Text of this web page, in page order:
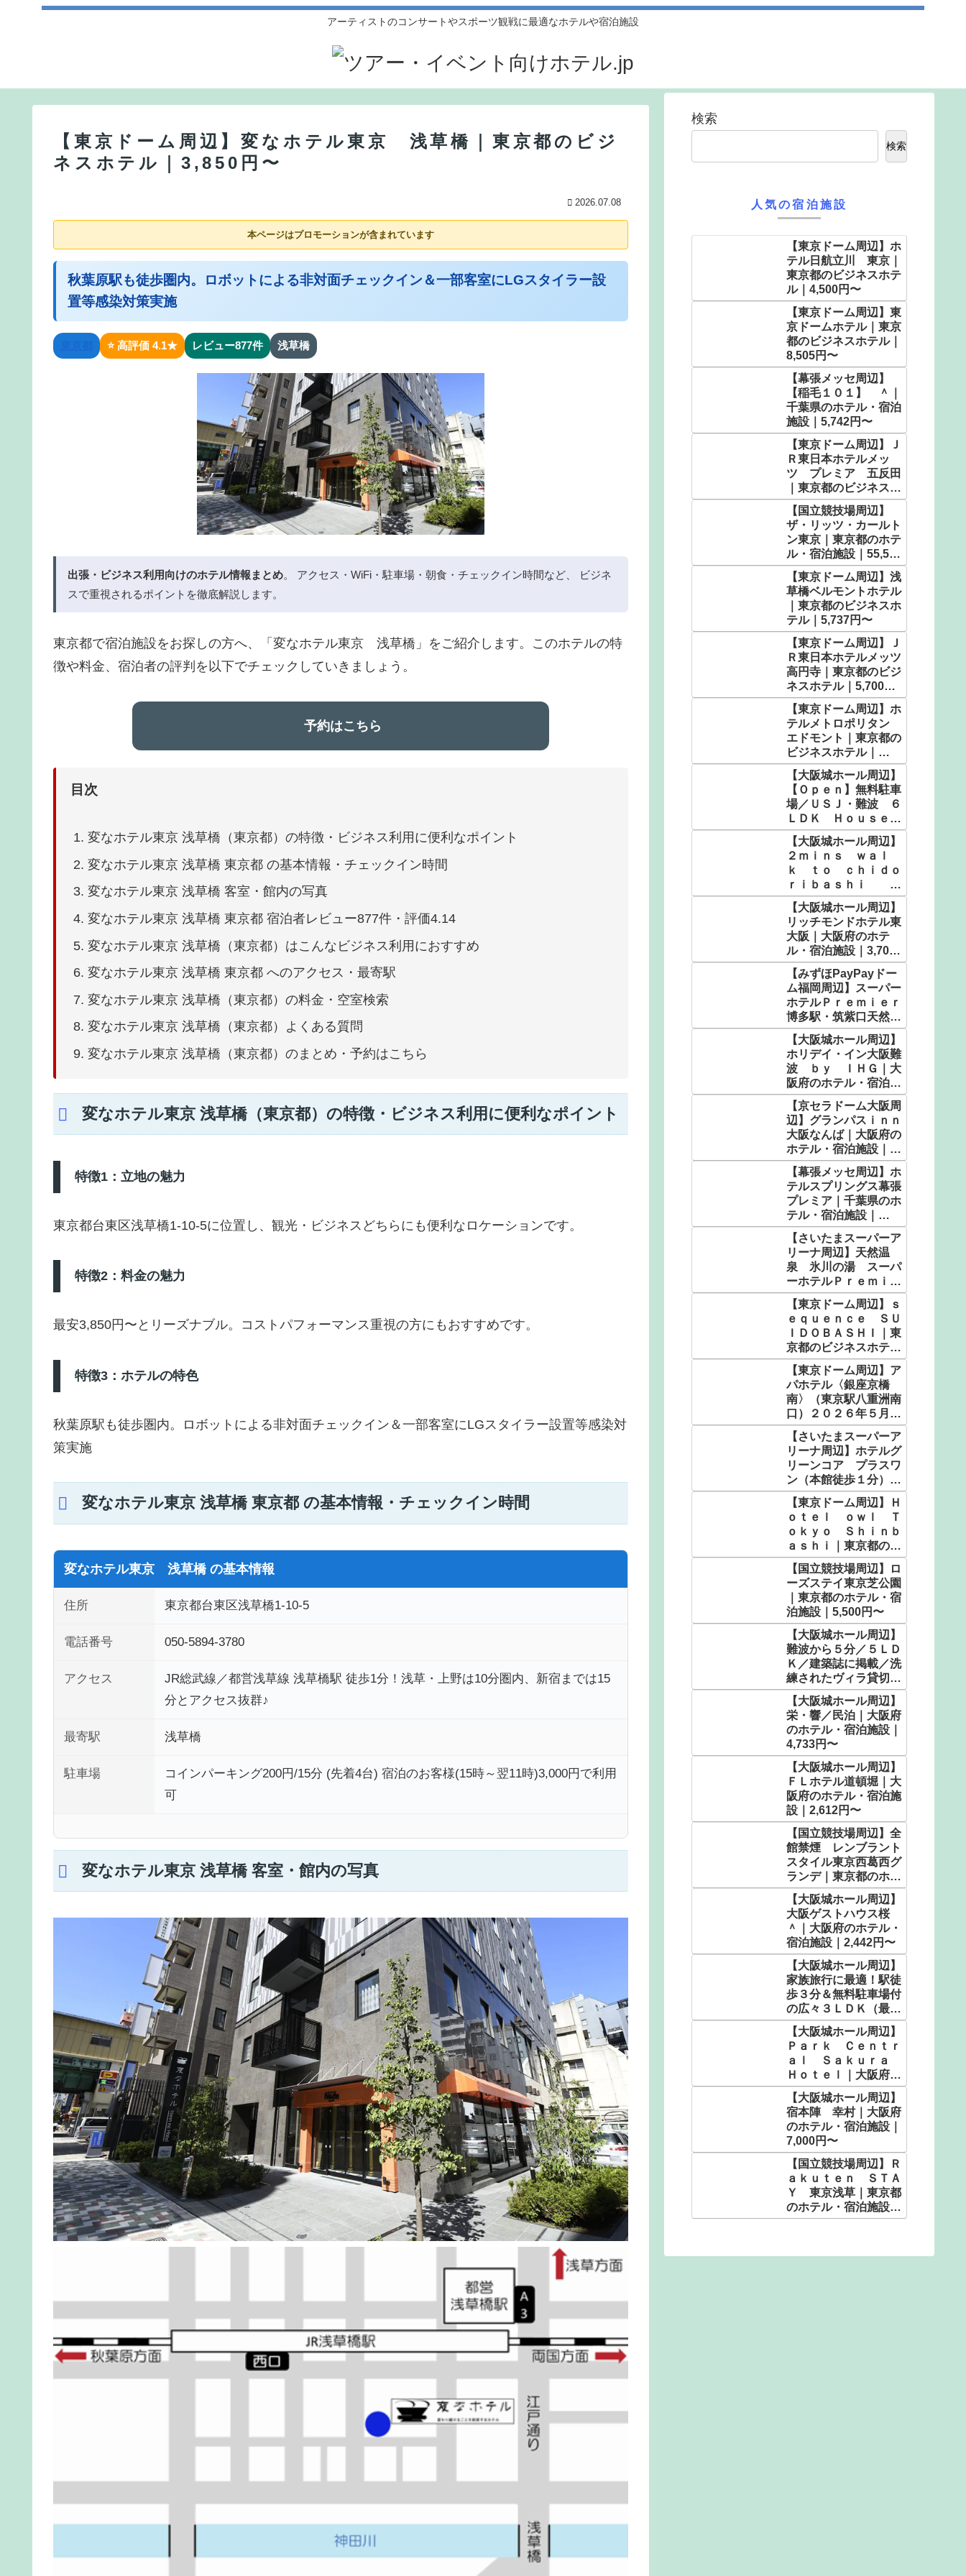
アーティストのコンサートやスポーツ観戦に最適なホテルや宿泊施設
【東京ドーム周辺】変なホテル東京 浅草橋｜東京都のビジ
ネスホテル｜3,850円〜
2026.07.08
本ページはプロモーションが含まれています
秋葉原駅も徒歩圏内。ロボットによる非対面チェックイン＆一部客室にLGスタイラー設
置等感染対策実施
⭐ 高評価 4.1★ レビュー877件 浅草橋
出張・ビジネス利用向けのホテル情報まとめ。 アクセス・WiFi・駐車場・朝食・チェックイン時間など、 ビジネ
スで重視されるポイントを徹底解説します。
東京都で宿泊施設をお探しの方へ、「変なホテル東京 浅草橋」をご紹介します。このホテルの特
徴や料金、宿泊者の評判を以下でチェックしていきましょう。
️ 予約はこちら
目次
変なホテル東京 浅草橋（東京都）の特徴・ビジネス利用に便利なポイント
変なホテル東京 浅草橋 東京都 の基本情報・チェックイン時間
変なホテル東京 浅草橋 客室・館内の写真
変なホテル東京 浅草橋 東京都 宿泊者レビュー877件・評価4.14
変なホテル東京 浅草橋（東京都）はこんなビジネス利用におすすめ
変なホテル東京 浅草橋 東京都 へのアクセス・最寄駅
変なホテル東京 浅草橋（東京都）の料金・空室検索
変なホテル東京 浅草橋（東京都）よくある質問
変なホテル東京 浅草橋（東京都）のまとめ・予約はこちら
変なホテル東京 浅草橋（東京都）の特徴・ビジネス利用に便利なポイント
特徴1：立地の魅力
東京都台東区浅草橋1-10-5に位置し、観光・ビジネスどちらにも便利なロケーションです。
特徴2：料金の魅力
最安3,850円〜とリーズナブル。コストパフォーマンス重視の方にもおすすめです。
特徴3：ホテルの特色
秋葉原駅も徒歩圏内。ロボットによる非対面チェックイン＆一部客室にLGスタイラー設置等感染対
策実施
変なホテル東京 浅草橋 東京都 の基本情報・チェックイン時間
変なホテル東京 浅草橋 の基本情報
住所 東京都台東区浅草橋1-10-5
電話番号 050-5894-3780
アクセス
JR総武線／都営浅草線 浅草橋駅 徒歩1分！浅草・上野は10分圏内、新宿までは15
分とアクセス抜群♪
最寄駅 浅草橋
駐車場
コインパーキング200円/15分 (先着4台) 宿泊のお客様(15時～翌11時)3,000円で利用
可
変なホテル東京 浅草橋 客室・館内の写真
検索
検索
人気の宿泊施設
【東京ドーム周辺】ホ
テル日航立川 東京｜
東京都のビジネスホテ
ル｜4,500円〜
【東京ドーム周辺】東
京ドームホテル｜東京
都のビジネスホテル｜
8,505円〜
【幕張メッセ周辺】
【稲毛１０１】 ＾｜
千葉県のホテル・宿泊
施設｜5,742円〜
【東京ドーム周辺】Ｊ
Ｒ東日本ホテルメッ
ツ プレミア 五反田
｜東京都のビジネスホ
テル｜6,960円〜
【国立競技場周辺】
ザ・リッツ・カールト
ン東京｜東京都のホテ
ル・宿泊施設｜55,592
円〜
【東京ドーム周辺】浅
草橋ベルモントホテル
｜東京都のビジネスホ
テル｜5,737円〜
【東京ドーム周辺】Ｊ
Ｒ東日本ホテルメッツ
高円寺｜東京都のビジ
ネスホテル｜5,700
円〜
【東京ドーム周辺】ホ
テルメトロポリタン
エドモント｜東京都の
ビジネスホテル｜
5,900円〜
【大阪城ホール周辺】
【Ｏｐｅｎ】無料駐車
場／ＵＳＪ・難波 ６
ＬＤＫ Ｈｏｕｓｅ／
民泊｜大阪府のホテ
ル・宿泊施設｜9,280
円〜
【大阪城ホール周辺】
２ｍｉｎｓ ｗａｌ
ｋ ｔｏ ｃｈｉｄｏ
ｒｉｂａｓｈｉ Ｕ
ＳＪ／民泊｜大阪府の
ホテル・宿泊施設｜
5,104円〜
【大阪城ホール周辺】
リッチモンドホテル東
大阪｜大阪府のホテ
ル・宿泊施設｜3,700
円〜
【みずほPayPayドー
ム福岡周辺】スーパー
ホテルＰｒｅｍｉｅｒ
博多駅・筑紫口天然温
泉｜福岡県のホテル・
宿泊施設｜5,050円〜
【大阪城ホール周辺】
ホリデイ・イン大阪難
波 ｂｙ ＩＨＧ｜大
阪府のホテル・宿泊施
設｜5,583円〜
【京セラドーム大阪周
辺】グランパスｉｎｎ
大阪なんば｜大阪府の
ホテル・宿泊施設｜
2,320円〜
【幕張メッセ周辺】ホ
テルスプリングス幕張
プレミア｜千葉県のホ
テル・宿泊施設｜
7,000円〜
【さいたまスーパーア
リーナ周辺】天然温
泉 氷川の湯 スーパ
ーホテルＰｒｅｍｉｅ
ｒさいたま・大宮駅東
口｜埼玉県の人気温泉
｜4,982円〜
【東京ドーム周辺】ｓ
ｅｑｕｅｎｃｅ ＳＵ
ＩＤＯＢＡＳＨＩ｜東
京都のビジネスホテル
｜3,564円〜
【東京ドーム周辺】ア
パホテル〈銀座京橋
南〉（東京駅八重洲南
口）２０２６年５月客
室設備リニューアル｜
東京都のビジネスホテ
ル｜5,130円〜
【さいたまスーパーア
リーナ周辺】ホテルグ
リーンコア プラスワ
ン（本館徒歩１分）｜
埼玉県の人気温泉｜
4,900円〜
【東京ドーム周辺】Ｈ
ｏｔｅｌ ｏｗｌ Ｔ
ｏｋｙｏ Ｓｈｉｎｂ
ａｓｈｉ｜東京都のビ
ジネスホテル｜2,600
円〜
【国立競技場周辺】ロ
ーズステイ東京芝公園
｜東京都のホテル・宿
泊施設｜5,500円〜
【大阪城ホール周辺】
難波から５分／５ＬＤ
Ｋ／建築誌に掲載／洗
練されたヴィラ貸切で
想い出に残る時間
を。 ＾｜大阪府のホ
テル・宿泊施設｜
9,466円〜
【大阪城ホール周辺】
栄・響／民泊｜大阪府
のホテル・宿泊施設｜
4,733円〜
【大阪城ホール周辺】
ＦＬホテル道頓堀｜大
阪府のホテル・宿泊施
設｜2,612円〜
【国立競技場周辺】全
館禁煙 レンブラント
スタイル東京西葛西グ
ランデ｜東京都のホテ
ル・宿泊施設｜3,480
円〜
【大阪城ホール周辺】
大阪ゲストハウス桜
＾｜大阪府のホテル・
宿泊施設｜2,442円〜
【大阪城ホール周辺】
家族旅行に最適！駅徒
歩３分＆無料駐車場付
の広々３ＬＤＫ（最大
定員１２名）ＬＨ／民
泊｜大阪府のホテル・
宿泊施設｜4,687円〜
【大阪城ホール周辺】
Ｐａｒｋ Ｃｅｎｔｒ
ａｌ Ｓａｋｕｒａ
Ｈｏｔｅｌ｜大阪府の
ホテル・宿泊施設｜
2,580円〜
【大阪城ホール周辺】
宿本陣 幸村｜大阪府
のホテル・宿泊施設｜
7,000円〜
【国立競技場周辺】Ｒ
ａｋｕｔｅｎ ＳＴＡ
Ｙ 東京浅草｜東京都
のホテル・宿泊施設｜
4,250円〜